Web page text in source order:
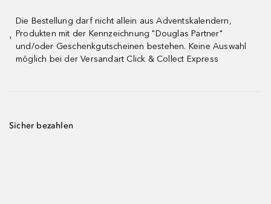
¹
Die Bestellung darf nicht allein aus Adventskalendern,
Produkten mit der Kennzeichnung "Douglas Partner"
und/oder Geschenkgutscheinen bestehen. Keine Auswahl
möglich bei der Versandart Click & Collect Express
Sicher bezahlen